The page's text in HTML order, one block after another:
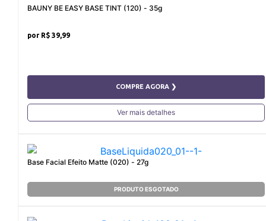
BAUNY BE EASY BASE TINT (120) - 35g
R$ 39,99
COMPRE AGORA ❯
Ver mais detalhes
Base Facial Efeito Matte (020) - 27g
PRODUTO ESGOTADO